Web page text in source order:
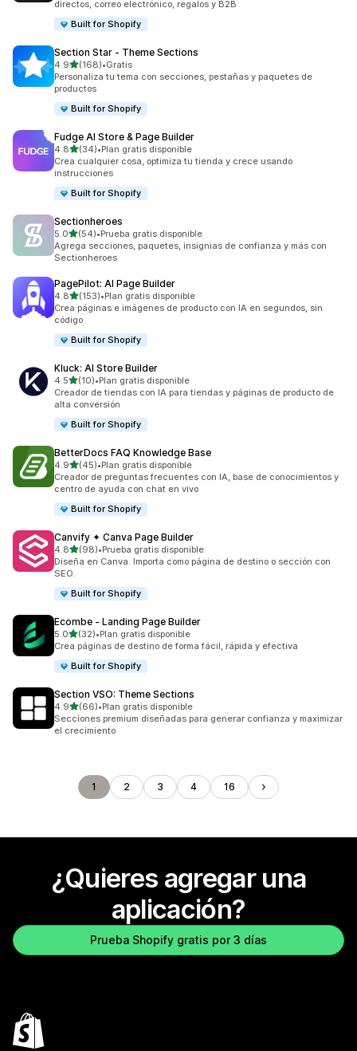
directos, correo electrónico, regalos y B2B
Built for Shopify
Section Star ‑ Theme Sections
4.9de 5 estrellas
(168)
168 reseñas en total
•Gratis
Personaliza tu tema con secciones, pestañas y paquetes de
productos
Built for Shopify
Fudge AI Store & Page Builder
4.8de 5 estrellas
(34)
34 reseñas en total
•Plan gratis disponible
Crea cualquier cosa, optimiza tu tienda y crece usando
instrucciones
Built for Shopify
Sectionheroes
5.0de 5 estrellas
(54)
54 reseñas en total
•Prueba gratis disponible
Agrega secciones, paquetes, insignias de confianza y más con
Sectionheroes
PagePilot: AI Page Builder
4.8de 5 estrellas
(153)
153 reseñas en total
•Plan gratis disponible
Crea páginas e imágenes de producto con IA en segundos, sin
código
Built for Shopify
Kluck: AI Store Builder
4.5de 5 estrellas
(10)
10 reseñas en total
•Plan gratis disponible
Creador de tiendas con IA para tiendas y páginas de producto de
alta conversión
Built for Shopify
BetterDocs FAQ Knowledge Base
4.9de 5 estrellas
(45)
45 reseñas en total
•Plan gratis disponible
Creador de preguntas frecuentes con IA, base de conocimientos y
centro de ayuda con chat en vivo
Built for Shopify
Canvify ✦ Canva Page Builder
4.8de 5 estrellas
(98)
98 reseñas en total
•Prueba gratis disponible
Diseña en Canva. Importa como página de destino o sección con
SEO.
Built for Shopify
Ecombe ‑ Landing Page Builder
5.0de 5 estrellas
(32)
32 reseñas en total
•Plan gratis disponible
Crea páginas de destino de forma fácil, rápida y efectiva
Built for Shopify
Section VSO: Theme Sections
4.9de 5 estrellas
(66)
66 reseñas en total
•Plan gratis disponible
Secciones premium diseñadas para generar confianza y maximizar
el crecimiento
1 2 3 4 16
¿Quieres agregar una
aplicación?
Prueba Shopify gratis por 3 días